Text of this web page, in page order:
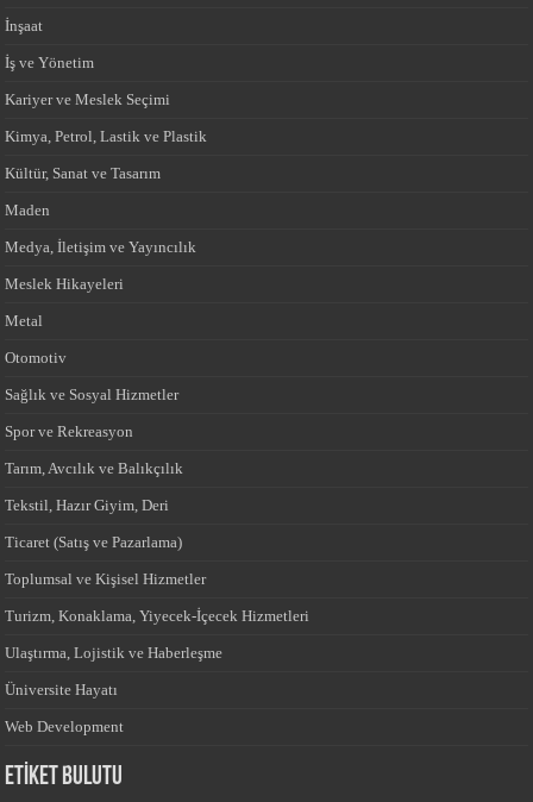
İnşaat
İş ve Yönetim
Kariyer ve Meslek Seçimi
Kimya, Petrol, Lastik ve Plastik
Kültür, Sanat ve Tasarım
Maden
Medya, İletişim ve Yayıncılık
Meslek Hikayeleri
Metal
Otomotiv
Sağlık ve Sosyal Hizmetler
Spor ve Rekreasyon
Tarım, Avcılık ve Balıkçılık
Tekstil, Hazır Giyim, Deri
Ticaret (Satış ve Pazarlama)
Toplumsal ve Kişisel Hizmetler
Turizm, Konaklama, Yiyecek-İçecek Hizmetleri
Ulaştırma, Lojistik ve Haberleşme
Üniversite Hayatı
Web Development
ETİKET BULUTU